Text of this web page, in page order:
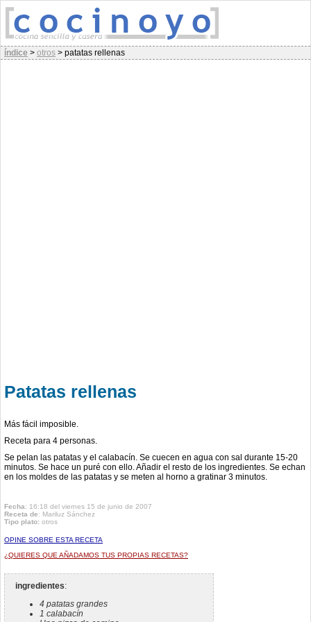
índice > otros > patatas rellenas
Patatas rellenas
Más fácil imposible.
Receta para 4 personas.
Se pelan las patatas y el calabacín. Se cuecen en agua con sal durante 15-20
minutos. Se hace un puré con ello. Añadir el resto de los ingredientes. Se echan
en los moldes de las patatas y se meten al horno a gratinar 3 minutos.
Fecha: 16:18 del viernes 15 de junio de 2007
Receta de: Mariluz Sánchez
Tipo plato: otros
OPINE SOBRE ESTA RECETA
¿QUIERES QUE AÑADAMOS TUS PROPIAS RECETAS?
ingredientes:
4 patatas grandes
1 calabacín